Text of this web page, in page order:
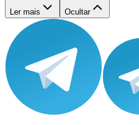
Ler mais Ocultar